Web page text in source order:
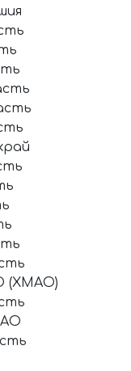
(ХМАО)
АО